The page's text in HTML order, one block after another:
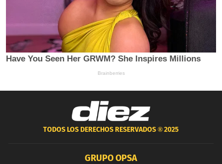
TODOS LOS DERECHOS RESERVADOS ®2025
GRUPO OPSA